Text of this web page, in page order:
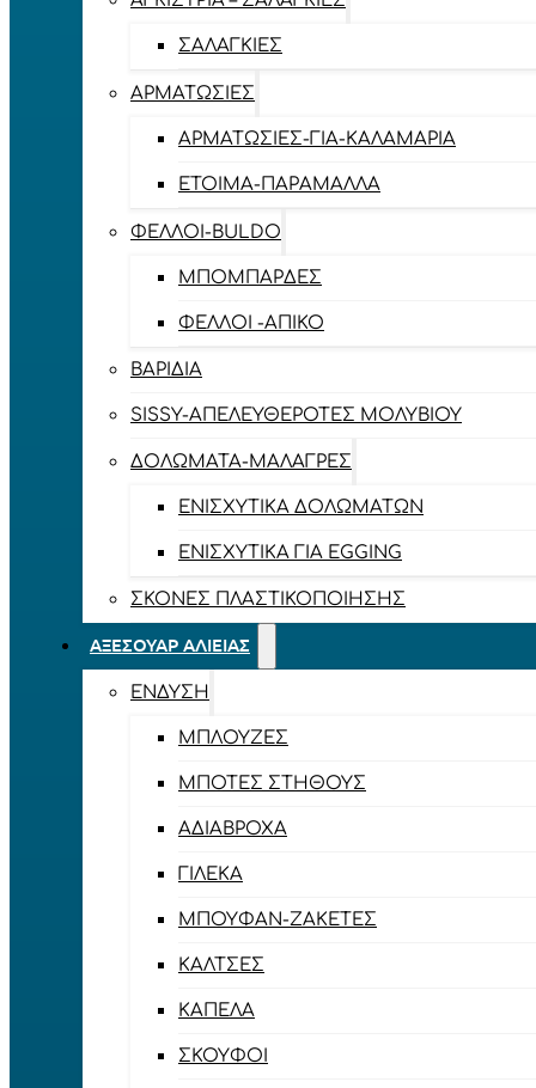
ΣΑΛΑΓΚΙΈΣ
ΑΡΜΑΤΩΣΙΈΣ
ΑΡΜΑΤΩΣΙΈΣ-ΓΙΑ-ΚΑΛΑΜΆΡΙΑ
ΈΤΟΙΜΑ-ΠΑΡΆΜΑΛΛΑ
ΦΕΛΛΟΊ-BULDO
ΜΠΟΜΠΆΡΔΕΣ
ΦΕΛΛΟΊ -ΑΠΊΚΟ
ΒΑΡΊΔΙΑ
SISSY-ΑΠΕΛΕΥΘΕΡΟΤΈΣ ΜΟΛΥΒΙΟΎ
ΔΟΛΏΜΑΤΑ-ΜΑΛΆΓΡΕΣ
ΕΝΙΣΧΥΤΙΚΆ ΔΟΛΩΜΆΤΩΝ
ΕΝΙΣΧΥΤΙΚΆ ΓΙΑ EGGING
ΣΚΌΝΕΣ ΠΛΑΣΤΙΚΟΠΟΊΗΣΗΣ
ΑΞΕΣΟΥΆΡ ΑΛΙΕΊΑΣ
ΈΝΔΥΣΗ
ΜΠΛΟΎΖΕΣ
ΜΠΌΤΕΣ ΣΤΉΘΟΥΣ
ΑΔΙΆΒΡΟΧΑ
ΓΙΛΈΚΑ
ΜΠΟΥΦΆΝ-ΖΑΚΈΤΕΣ
ΚΆΛΤΣΕΣ
ΚΑΠΈΛΑ
ΣΚΟΎΦΟΙ